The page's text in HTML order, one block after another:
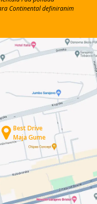
Continental definiranim
Best Drive
Maja Gume